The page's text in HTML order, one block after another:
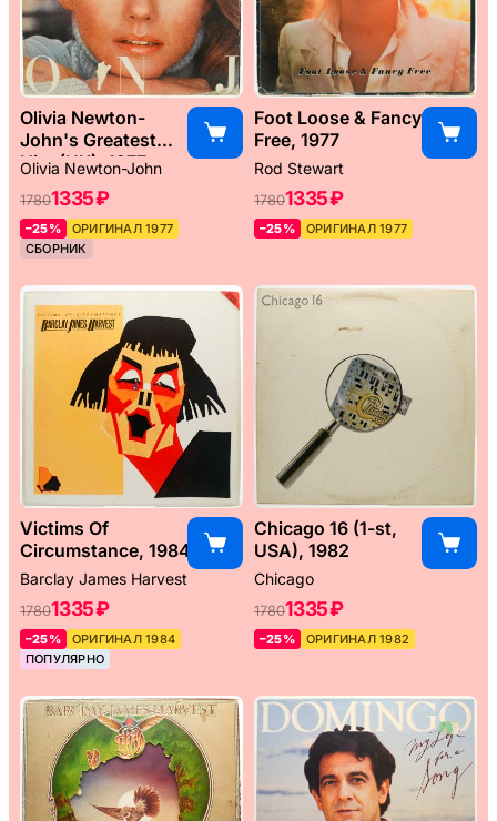
Olivia Newton-
John's Greatest
Hits (UK), 1977
Olivia Newton-John
17801335 ₽
–25%
ОРИГИНАЛ 1977
СБОРНИК
Foot Loose & Fancy
Free, 1977
Rod Stewart
17801335 ₽
–25% ОРИГИНАЛ 1977
Victims Of
Circumstance, 1984
Barclay James Harvest
17801335 ₽
–25%
ОРИГИНАЛ 1984
ПОПУЛЯРНО
Chicago 16 (1-st,
USA), 1982
Chicago
17801335 ₽
–25% ОРИГИНАЛ 1982